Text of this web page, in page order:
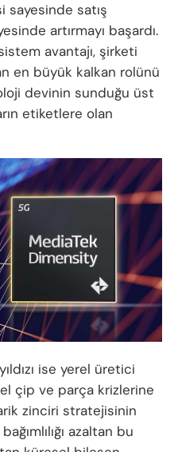
sayesinde satış
artırmayı başardı.
avantajı, şirketi
en büyük kalkan rolünü
devinin sunduğu üst
etiketlere olan
ise yerel üretici
çip ve parça krizlerine
zinciri stratejisinin
azaltan bu